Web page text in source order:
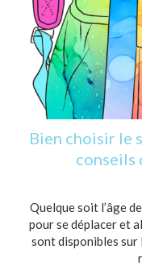
Bien choisir le
conseils
Quelque soit l’âge
pour se déplacer et
sont disponibles sur